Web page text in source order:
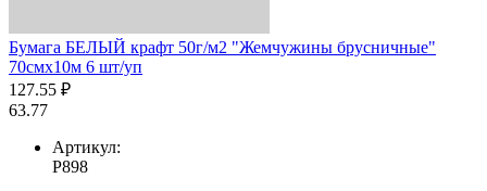
Бумага БЕЛЫЙ крафт 50г/м2 "Жемчужины брусничные"
70смх10м 6 шт/уп
127.55 ₽
63.77
Артикул:
Р898